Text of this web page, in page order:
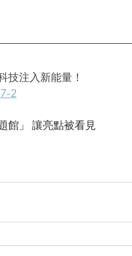
注入新能量！
2
館」 讓亮點被看見